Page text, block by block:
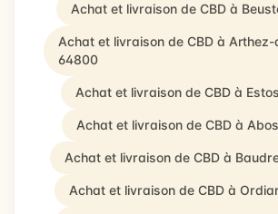
Achat et livraison de CBD à
Achat et livraison de CBD à
64800
Achat et livraison de CBD à
Achat et livraison de CBD à
Achat et livraison de CBD à
Achat et livraison de CBD à